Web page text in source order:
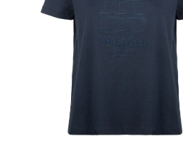
ISCRIVITI ALLA
NEWSLETTER PER